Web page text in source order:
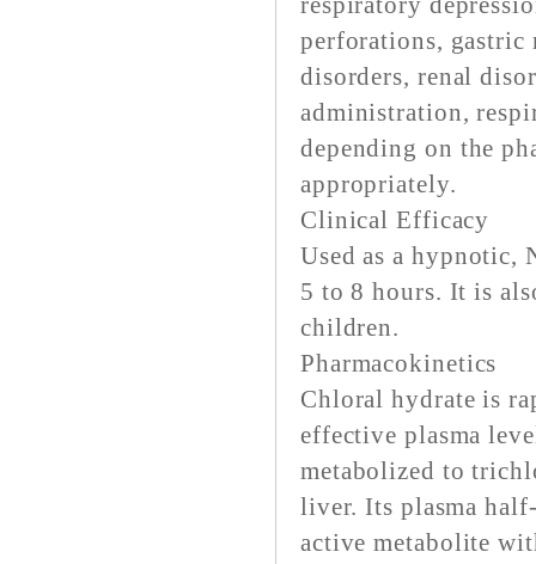
perforations, gastric
disorders, renal
administration,
depending on the
appropriately.
Clinical Efficacy
Used as a hypnotic,
5 to 8 hours. It is
children.
Pharmacokinetics
Chloral hydrate is
effective plasma
metabolized to
liver. Its plasma
active metabolite